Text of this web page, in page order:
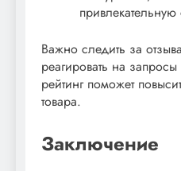
привлекательную
Важно следить за
реагировать на
рейтинг поможет
товара.
Заключение